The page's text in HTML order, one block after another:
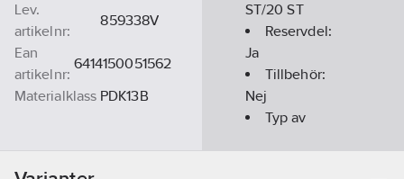
Lev.
artikelnr:
859338V
Ean
artikelnr:
6414150051562
Materialklass PDK13B
ST/20 ST
Reservdel:
Ja
Tillbehör:
Nej
Typ av